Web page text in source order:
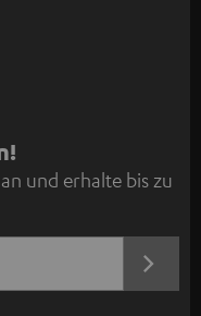
und erhalte bis zu
JETZT